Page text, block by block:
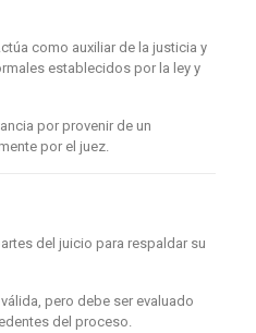
como auxiliar de la justicia y
establecidos por la ley y
por provenir de un
por el juez.
del juicio para respaldar su
pero debe ser evaluado
del proceso.